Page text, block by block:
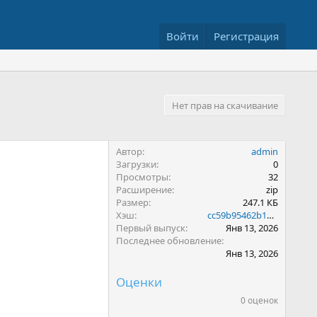
Войти Регистрация
Нет прав на скачивание
Автор
admin
Загрузки
0
Просмотры
32
Расширение
zip
Размер
247.1 КБ
Хэш
cc59b95462b10b2dd0827c76f55447ac
Первый выпуск
Янв 13, 2026
Последнее обновление
Янв 13, 2026
Оценки
0 оценок